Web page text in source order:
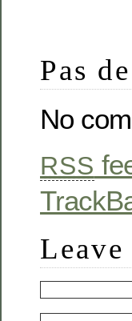
Pas
No
RSS
Leave